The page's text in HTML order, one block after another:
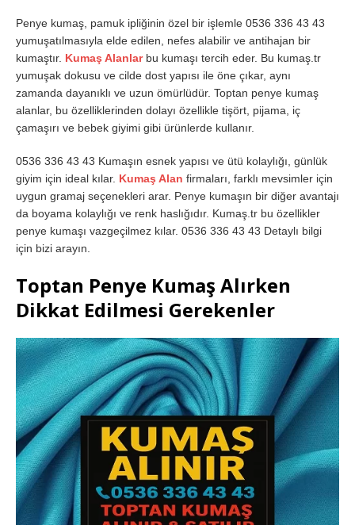
Penye kumaş, pamuk ipliğinin özel bir işlemle 0536 336 43 43
yumuşatılmasıyla elde edilen, nefes alabilir ve antihajan bir
kumaştır. Kumaş Alanlarbu kumaşı tercih eder. Bu kumaş.tr
yumuşak dokusu ve cilde dost yapısı ile öne çıkar, aynı
zamanda dayanıklı ve uzun ömürlüdür. Toptan penye kumaş
alanlar, bu özelliklerinden dolayı özellikle tişört, pijama, iç
çamaşırı ve bebek giyimi gibi ürünlerde kullanır.
0536 336 43 43 Kumaşın esnek yapısı ve ütü kolaylığı, günlük
giyim için ideal kılar. Kumaş Alan firmaları, farklı mevsimler için
uygun gramaj seçenekleri arar. Penye kumaşın bir diğer avantajı
da boyama kolaylığı ve renk haslığıdır. Kumaş.tr bu özellikler
penye kumaşı vazgeçilmez kılar. 0536 336 43 43 Detaylı bilgi
için bizi arayın.
Toptan Penye Kumaş Alırken
Dikkat Edilmesi Gerekenler